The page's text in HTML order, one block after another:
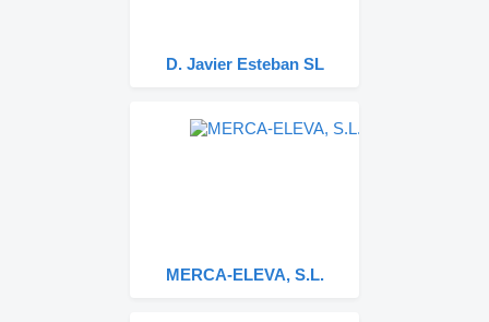
D. Javier Esteban SL
MERCA-ELEVA, S.L.